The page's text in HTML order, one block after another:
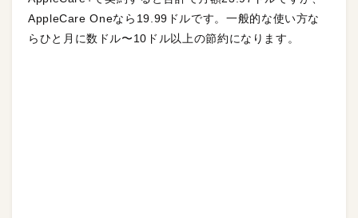
AppleCare Oneなら19.99ドルです。一般的な使い方な
らひと月に数ドル〜10ドル以上の節約になります。